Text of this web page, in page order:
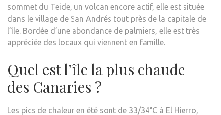
sommet du Teide, un volcan encore actif, elle est située
dans le village de San Andrés tout près de la capitale de
l’île. Bordée d’une abondance de palmiers, elle est très
appréciée des locaux qui viennent en famille.
Quel est l’île la plus chaude
des Canaries ?
Les pics de chaleur en été sont de 33/34°C à El Hierro,